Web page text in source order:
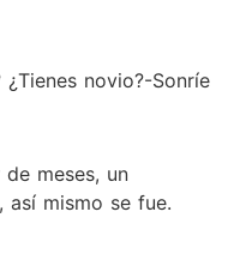
novio?-Sonríe
meses, un
mismo se fue.